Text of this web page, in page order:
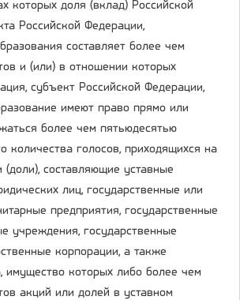
которых доля (вклад) Российской
Российской Федерации,
составляет более чем
и (или) в отношении которых
субъект Российской Федерации,
имеют право прямо или
более чем пятьюдесятью
количества голосов, приходящихся на
составляющие уставные
лиц, государственные или
предприятия, государственные
учреждения, государственные
корпорации, а также
имущество которых либо более чем
акций или долей в уставном